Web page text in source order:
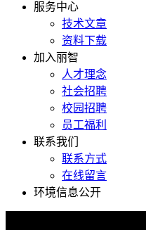
服务中心
技术文章
资料下载
加入丽智
人才理念
社会招聘
校园招聘
员工福利
联系我们
联系方式
在线留言
环境信息公开